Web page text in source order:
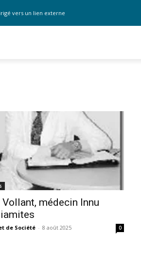
vers un lien externe
Vollant, médecin Innu
de Société - 8 août 2025 0